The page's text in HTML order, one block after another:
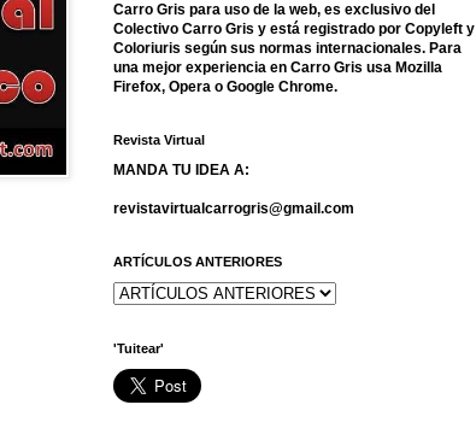
Carro Gris para uso de la web, es exclusivo del
Colectivo Carro Gris y está registrado por Copyleft y
Coloriuris según sus normas internacionales. Para
una mejor experiencia en Carro Gris usa Mozilla
Firefox, Opera o Google Chrome.
Revista Virtual
MANDA TU IDEA A:
revistavirtualcarrogris@gmail.com
ARTÍCULOS ANTERIORES
'Tuitear'